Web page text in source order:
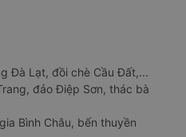
Đà Lạt, đồi chè Cầu Đất,...
đảo Điệp Sơn, thác bà
Bình Châu, bến thuyền